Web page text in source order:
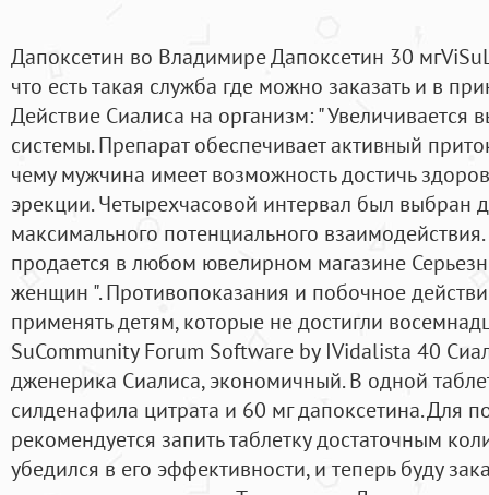
Дапоксетин во Владимире Дапоксетин 30
что есть такая служба где можно заказать и в
Действие Сиалиса на организм: " Увеличивается
системы. Препарат обеспечивает активный
чему мужчина имеет возможность достичь
эрекции. Четырехчасовой интервал был выбран
максимального потенциального
продается в любом ювелирном магазине
женщин ". Противопоказания и побочное
применять детям, которые не достигли
SuCommunity Forum Software by IVidalista 40
дженерика Сиалиса, экономичный. В одной
силденафила цитрата и 60 мг дапоксетина. Для
рекомендуется запить таблетку достаточным
убедился в его эффективности, и теперь буду